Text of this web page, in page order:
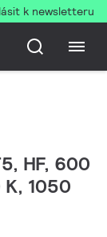
k newsletteru
HF, 600
K, 1050